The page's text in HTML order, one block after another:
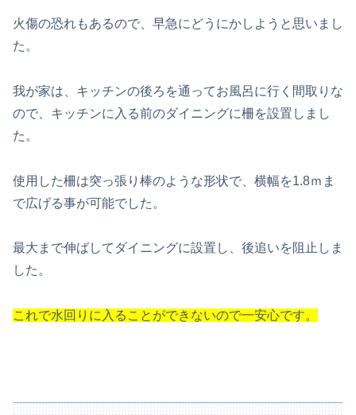
火傷の恐れもあるので、早急にどうにかしようと思いまし
た。
我が家は、キッチンの後ろを通ってお風呂に行く間取りな
ので、キッチンに入る前のダイニングに柵を設置しまし
た。
使用した柵は突っ張り棒のような形状で、横幅を1.8ｍま
で広げる事が可能でした。
最大まで伸ばしてダイニングに設置し、後追いを阻止しま
した。
これで水回りに入ることができないので一安心です。